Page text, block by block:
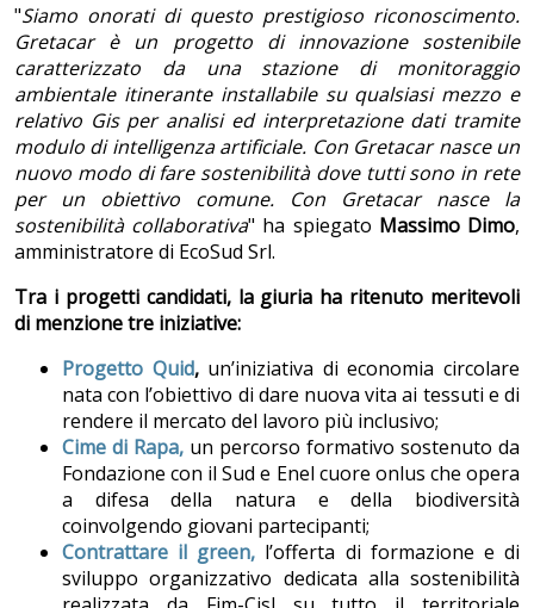
"Siamo onorati di questo prestigioso riconoscimento.
Gretacar è un progetto di innovazione sostenibile
caratterizzato da una stazione di monitoraggio
ambientale itinerante installabile su qualsiasi mezzo e
relativo Gis per analisi ed interpretazione dati tramite
modulo di intelligenza artificiale. Con Gretacar nasce un
nuovo modo di fare sostenibilità dove tutti sono in rete
per un obiettivo comune. Con Gretacar nasce la
sostenibilità collaborativa" ha spiegato Massimo Dimo,
amministratore di EcoSud Srl.
Tra i progetti candidati, la giuria ha ritenuto meritevoli
di menzione tre iniziative:
Progetto Quid,un’iniziativa di economia circolare
nata con l’obiettivo di dare nuova vita ai tessuti e di
rendere il mercato del lavoro più inclusivo;
Cime di Rapa, un percorso formativo sostenuto da
Fondazione con il Sud e Enel cuore onlus che opera
a difesa della natura e della biodiversità
coinvolgendo giovani partecipanti;
Contrattare il green, l’offerta di formazione e di
sviluppo organizzativo dedicata alla sostenibilità